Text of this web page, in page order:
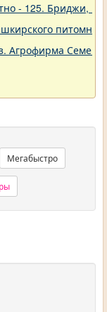
- 125. Бриджи,
Агрофирма
Мегабыстро